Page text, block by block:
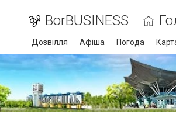
BorBUSINESS
Дозвілля Афіша Погода